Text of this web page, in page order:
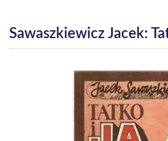
Sawaszkiewicz Jacek: